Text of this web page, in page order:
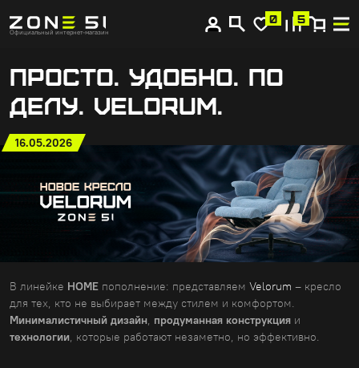
Официальный интернет-магазин
0 5
Главная
Новости ZONE 51
Просто. Удобно. По делу. Velorum.
ПРОСТО. УДОБНО. ПО
ДЕЛУ. VELORUM.
16.05.2026
В линейке HOME пополнение: представляем Velorum – кресло
для тех, кто не выбирает между стилем и комфортом.
Минималистичный дизайн, продуманная конструкция и
технологии, которые работают незаметно, но эффективно.